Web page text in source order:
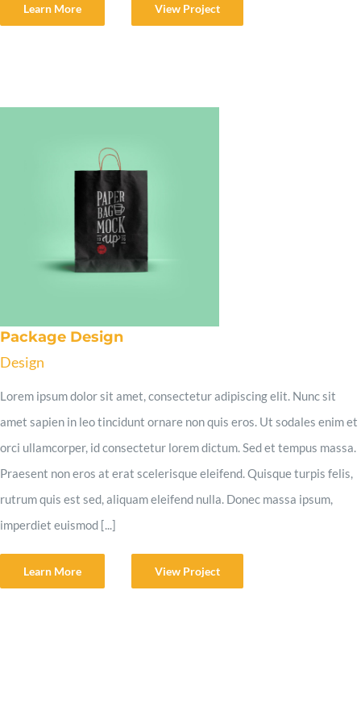
Learn More View Project
Package Design
Design
Lorem ipsum dolor sit amet, consectetur adipiscing elit. Nunc sit
amet sapien in leo tincidunt ornare non quis eros. Ut sodales enim et
orci ullamcorper, id consectetur lorem dictum. Sed et tempus massa.
Praesent non eros at erat scelerisque eleifend. Quisque turpis felis,
rutrum quis est sed, aliquam eleifend nulla. Donec massa ipsum,
imperdiet euismod [...]
Learn More View Project